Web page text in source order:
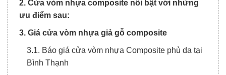
2. Cửa vòm nhựa composite nổi bật với những
ưu điểm sau:
3. Giá cửa vòm nhựa giả gỗ composite
3.1. Báo giá cửa vòm nhựa Composite phủ da tại
Bình Thạnh